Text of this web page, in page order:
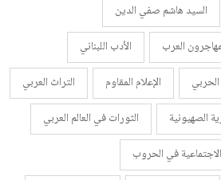
السيد هاشم صفي الدين
العرب
الأدب اللبناني
الإعلام المقاوم
التراث العربي
الصهيونية
الثورات في العالم العربي
في الحروب